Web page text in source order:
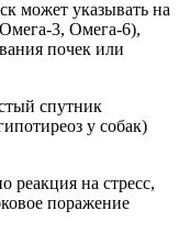
может указывать на
3, Омега-6),
почек или
спутник
у собак)
реакция на стресс,
поражение